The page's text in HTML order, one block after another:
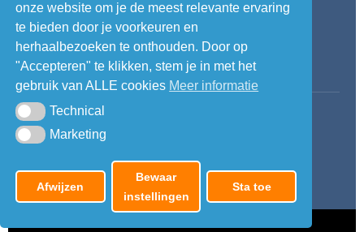
BTW: NL 00 305 1569 B47
Bank: NL51 SNSB 0787 5306 97
© 2026 Preventie Plus. Alle rechten voorbehouden.
onze website om je de meest relevante ervaring
te bieden door je voorkeuren en
herhaalbezoeken te onthouden. Door op
"Accepteren" te klikken, stem je in met het
gebruik van ALLE cookies Meer informatie
TechnicalTechnical
MarketingMarketing
Afwijzen
Bewaar
instellingen
Sta toe